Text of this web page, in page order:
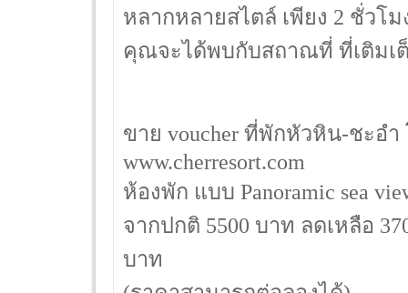
หลากหลายสไตล์ เพียง 2 ชั่วโม
คุณจะได้พบกับสถาณที่ ที่เติมเ
ขาย voucher ที่พักหัวหิน-ชะอ
www.cherresort.com
ห้องพัก แบบ Panoramic sea
จากปกติ 5500 บาท ลดเหลือ
บาท